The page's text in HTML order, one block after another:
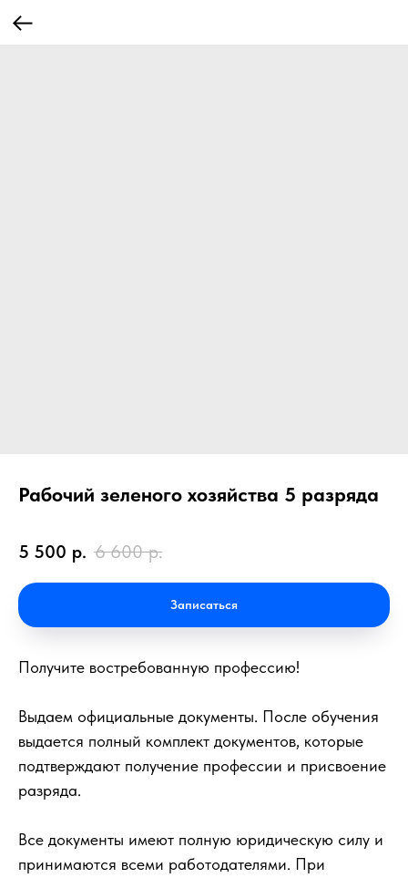
Рабочий зеленого хозяйства 5 разряда
5 500 р. 6 600 р.
Записаться
Получите востребованную профессию!
Выдаем официальные документы. После обучения
выдается полный комплект документов, которые
подтверждают получение профессии и присвоение
разряда.
Все документы имеют полную юридическую силу и
принимаются всеми работодателями. При